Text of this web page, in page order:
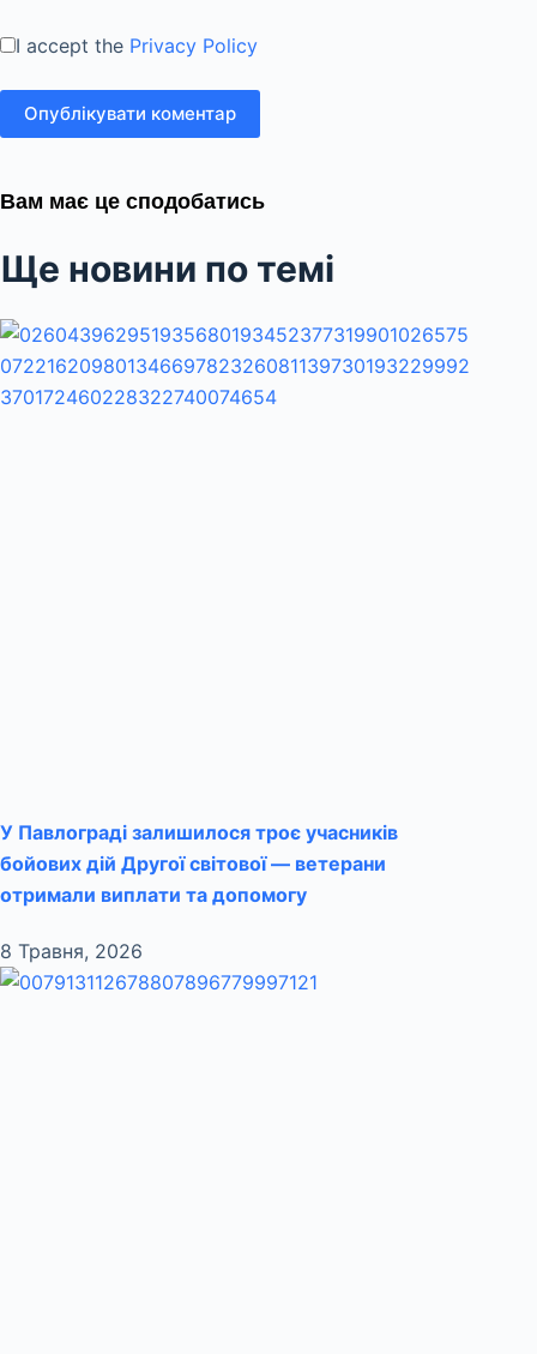
I accept the Privacy Policy
Опублікувати коментар
Вам має це сподобатись
Ще новини по темі
У Павлограді залишилося троє учасників
бойових дій Другої світової — ветерани
отримали виплати та допомогу
8 Травня, 2026